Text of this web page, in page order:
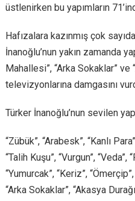
üstlenirken bu yapımların
Hafızalara kazınmış çok
İnanoğlu’nun yakın zamanda
Mahallesi”, “Arka Sokaklar”
televizyonlarına damgasını
Türker İnanoğlu’nun sevilen
“Zübük”, “Arabesk”, “Kanlı
“Talih Kuşu”, “Vurgun”,
“Yumurcak”, “Keriz”,
“Arka Sokaklar”, “Akasya